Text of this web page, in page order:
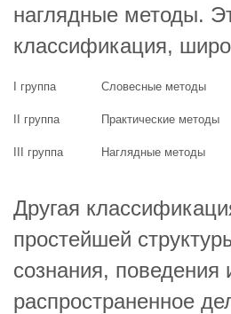
наглядные методы.
классификация,
I группа Словесные методы
II группа Практические методы
III группа Наглядные методы
Другая
простейшей
сознания,
распространенное